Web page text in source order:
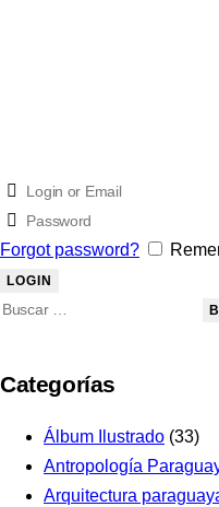
Forgot password?
Categorías
Álbum Ilustrado (33)
Antropología
Arquitectura